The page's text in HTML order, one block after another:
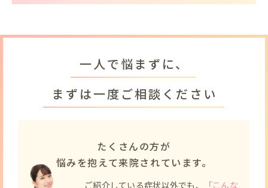
一人で悩まずに、
まずは一度ご相談ください
たくさんの方が
悩みを抱えて来院されています。
ご紹介している症状以外でも、
「こんな